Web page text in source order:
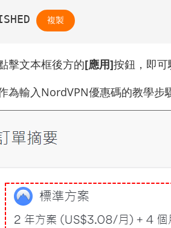
複製
擊文本框後方的[應用]按鈕，即可
為輸入NordVPN優惠碼的教學步